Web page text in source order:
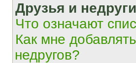
Друзья и недруги
Что означают
Как мне
недругов?